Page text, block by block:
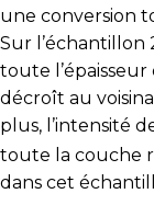
une conversion
Sur l’échantillon
toute l’épaisseur
décroît au
plus, l’intensité
toute la couche
dans cet